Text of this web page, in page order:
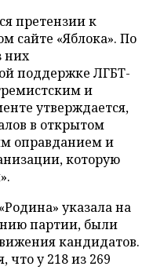
претензии к
сайте «Яблока». По
них
поддержке ЛГБТ-
и
утверждается,
в открытом
оправданием и
которую
указала на
партии, были
кандидатов.
что у 218 из 269